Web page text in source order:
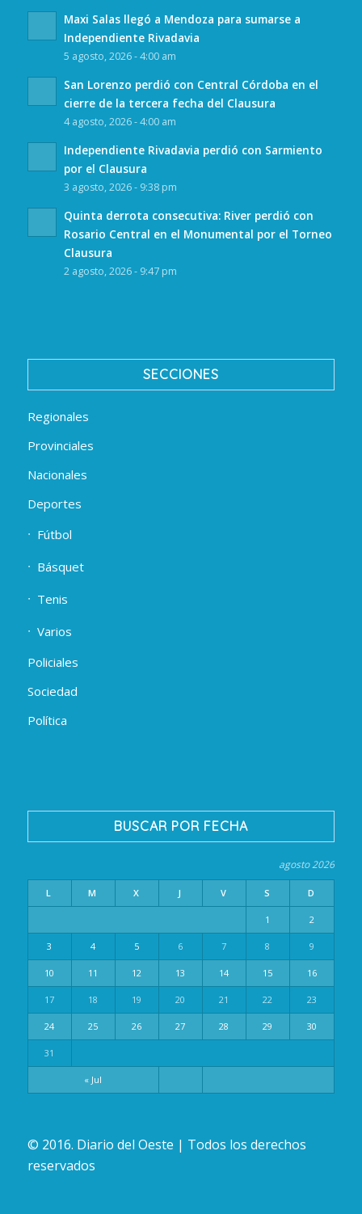
Maxi Salas llegó a Mendoza para sumarse a
Independiente Rivadavia
5 agosto, 2026 - 4:00 am
San Lorenzo perdió con Central Córdoba en el
cierre de la tercera fecha del Clausura
4 agosto, 2026 - 4:00 am
Independiente Rivadavia perdió con Sarmiento
por el Clausura
3 agosto, 2026 - 9:38 pm
Quinta derrota consecutiva: River perdió con
Rosario Central en el Monumental por el Torneo
Clausura
2 agosto, 2026 - 9:47 pm
SECCIONES
Regionales
Provinciales
Nacionales
Deportes
Fútbol
Básquet
Tenis
Varios
Policiales
Sociedad
Política
BUSCAR POR FECHA
agosto 2026
L M X J V S D
« Jul
1 2
3 4 5 6 7 8 9
10 11 12 13 14 15 16
17 18 19 20 21 22 23
24 25 26 27 28 29 30
31
© 2016. Diario del Oeste | Todos los derechos
reservados